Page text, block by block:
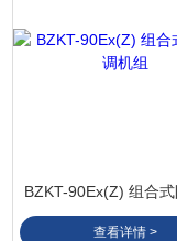
查看详情 >